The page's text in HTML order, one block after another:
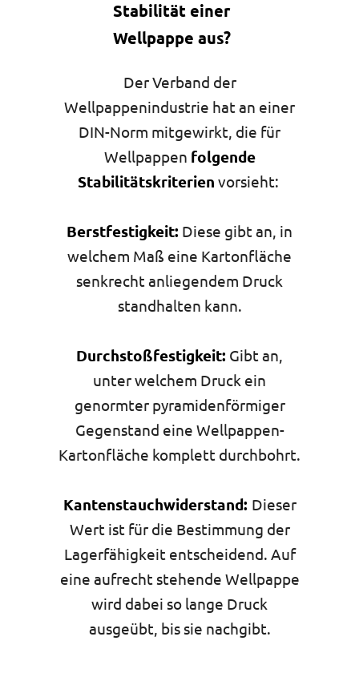
Stabilität einer
Wellpappe aus?
Der Verband der
Wellpappenindustrie hat an einer
DIN-Norm mitgewirkt, die für
Wellpappen folgende
Stabilitätskriterien vorsieht:
Berstfestigkeit: Diese gibt an, in
welchem Maß eine Kartonfläche
senkrecht anliegendem Druck
standhalten kann.
Durchstoßfestigkeit: Gibt an,
unter welchem Druck ein
genormter pyramidenförmiger
Gegenstand eine Wellpappen-
Kartonfläche komplett durchbohrt.
Kantenstauchwiderstand: Dieser
Wert ist für die Bestimmung der
Lagerfähigkeit entscheidend. Auf
eine aufrecht stehende Wellpappe
wird dabei so lange Druck
ausgeübt, bis sie nachgibt.